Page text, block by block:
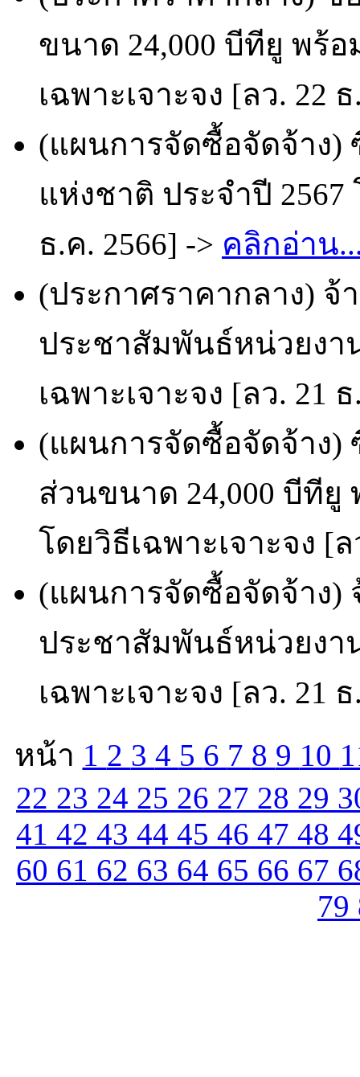
ขนาด 24,000 บีทียู พร้
เฉพาะเจาะจง [ลว. 22
(แผนการจัดซื้อจัดจ้าง)
แห่งชาติ ประจำปี 2567
ธ.ค. 2566] -> คลิกอ่าน
(ประกาศราคากลาง) จ้
ประชาสัมพันธ์หน่วยงา
เฉพาะเจาะจง [ลว. 21
(แผนการจัดซื้อจัดจ้าง)
ส่วนขนาด 24,000 บีทียู
โดยวิธีเฉพาะเจาะจง [
(แผนการจัดซื้อจัดจ้าง)
ประชาสัมพันธ์หน่วยงา
เฉพาะเจาะจง [ลว. 21
หน้า 1 2 3 4 5 6 7 8 9 10
22 23 24 25 26 27 28 29
41 42 43 44 45 46 47 48
60 61 62 63 64 65 66 67
79